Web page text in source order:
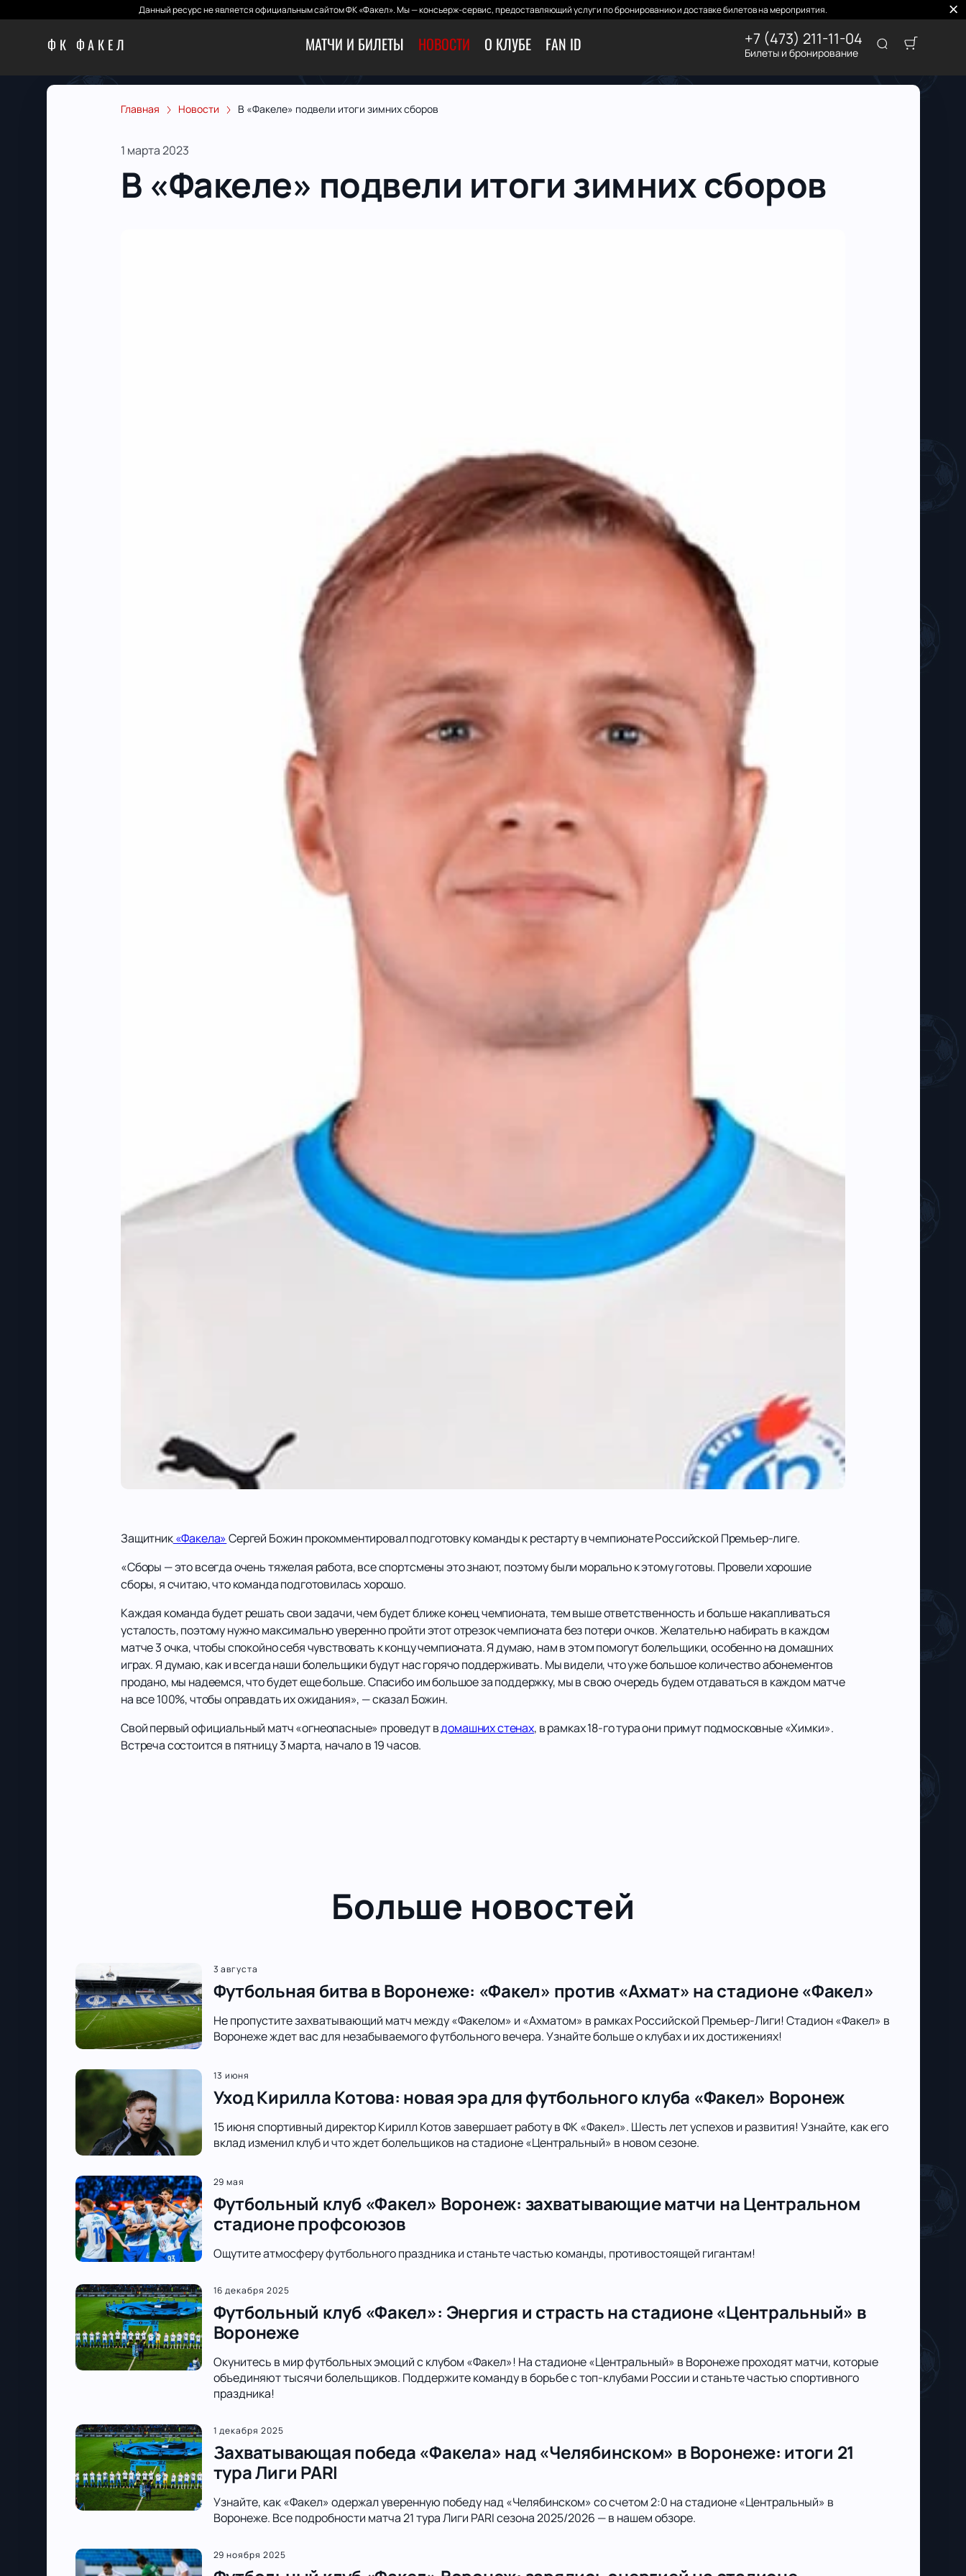
Данный ресурс не является официальным сайтом ФК «Факел». Мы — консьерж-сервис, предоставляющий услуги по бронированию и доставке билетов на мероприятия.
ФК ФАКЕЛ МАТЧИ И БИЛЕТЫ НОВОСТИ О КЛУБЕ FAN ID +7 (473) 211-11-04
Билеты и бронирование
Главная Новости В «Факеле» подвели итоги зимних сборов
1 марта 2023
В «Факеле» подвели итоги зимних сборов
Защитник«Факела»Сергей Божин прокомментировал подготовку команды к рестарту в чемпионате Российской Премьер-лиге.
«Сборы — это всегда очень тяжелая работа, все спортсмены это знают, поэтому были морально к этому готовы. Провели хорошие
сборы, я считаю, что команда подготовилась хорошо.
Каждая команда будет решать свои задачи, чем будет ближе конец чемпионата, тем выше ответственность и больше накапливаться
усталость, поэтому нужно максимально уверенно пройти этот отрезок чемпионата без потери очков. Желательно набирать в каждом
матче 3 очка, чтобы спокойно себя чувствовать к концу чемпионата. Я думаю, нам в этом помогут болельщики, особенно на домашних
играх. Я думаю, как и всегда наши болельщики будут нас горячо поддерживать. Мы видели, что уже большое количество абонементов
продано, мы надеемся, что будет еще больше. Спасибо им большое за поддержку, мы в свою очередь будем отдаваться в каждом матче
на все 100%, чтобы оправдать их ожидания», — сказал Божин.
Свой первый официальный матч «огнеопасные» проведут вдомашних стенах, в рамках 18-го тура они примут подмосковные «Химки».
Встреча состоится в пятницу 3 марта, начало в 19 часов.
Больше новостей
3 августа
Футбольная битва в Воронеже: «Факел» против «Ахмат» на стадионе «Факел»
Не пропустите захватывающий матч между «Факелом» и «Ахматом» в рамках Российской Премьер-Лиги! Стадион «Факел» в
Воронеже ждет вас для незабываемого футбольного вечера. Узнайте больше о клубах и их достижениях!
13 июня
Уход Кирилла Котова: новая эра для футбольного клуба «Факел» Воронеж
15 июня спортивный директор Кирилл Котов завершает работу в ФК «Факел». Шесть лет успехов и развития! Узнайте, как его
вклад изменил клуб и что ждет болельщиков на стадионе «Центральный» в новом сезоне.
29 мая
Футбольный клуб «Факел» Воронеж: захватывающие матчи на Центральном
стадионе профсоюзов
Ощутите атмосферу футбольного праздника и станьте частью команды, противостоящей гигантам!
16 декабря 2025
Футбольный клуб «Факел»: Энергия и страсть на стадионе «Центральный» в
Воронеже
Окунитесь в мир футбольных эмоций с клубом «Факел»! На стадионе «Центральный» в Воронеже проходят матчи, которые
объединяют тысячи болельщиков. Поддержите команду в борьбе с топ-клубами России и станьте частью спортивного
праздника!
1 декабря 2025
Захватывающая победа «Факела» над «Челябинском» в Воронеже: итоги 21
тура Лиги PARI
Узнайте, как «Факел» одержал уверенную победу над «Челябинском» со счетом 2:0 на стадионе «Центральный» в
Воронеже. Все подробности матча 21 тура Лиги PARI сезона 2025/2026 — в нашем обзоре.
29 ноября 2025